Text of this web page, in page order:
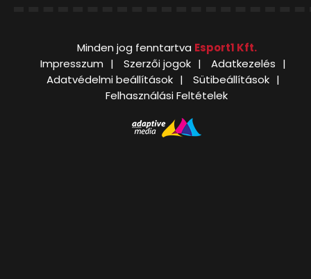
Minden jog fenntartva Esport1 Kft.
Impresszum
Szerzői jogok
Adatkezelés
Adatvédelmi beállítások
Sütibeállítások
Felhasználási Feltételek